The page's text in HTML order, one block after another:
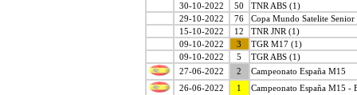
30-10-2022
50
TNR ABS (1)
29-10-2022
76
Copa Mundo Satelite Senior
15-10-2022
12
TNR JNR (1)
09-10-2022
3
TGR M17 (1)
09-10-2022
5
TGR ABS (1)
27-06-2022
2
Campeonato España M15
26-06-2022
1
Campeonato España M15 -